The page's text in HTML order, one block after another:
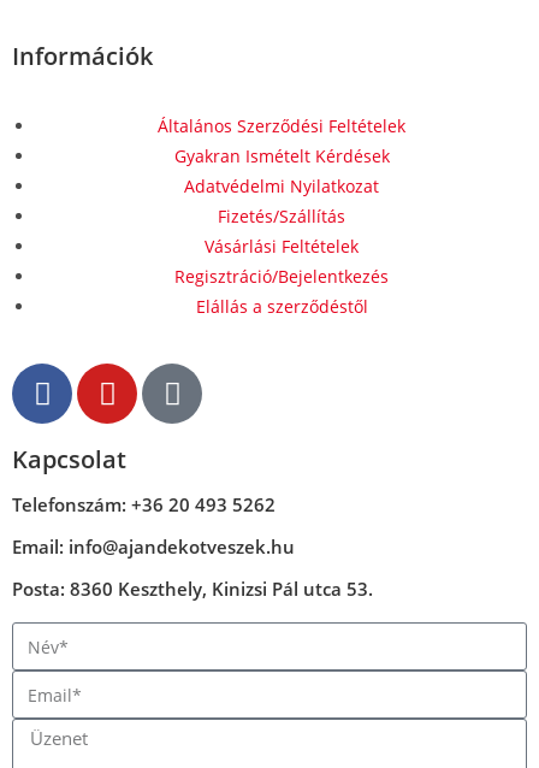
Információk
Általános Szerződési Feltételek
Gyakran Ismételt Kérdések
Adatvédelmi Nyilatkozat
Fizetés/Szállítás
Vásárlási Feltételek
Regisztráció/Bejelentkezés
Elállás a szerződéstől
Kapcsolat
Telefonszám: +36 20 493 5262
Email: info@ajandekotveszek.hu
Posta: 8360 Keszthely, Kinizsi Pál utca 53.